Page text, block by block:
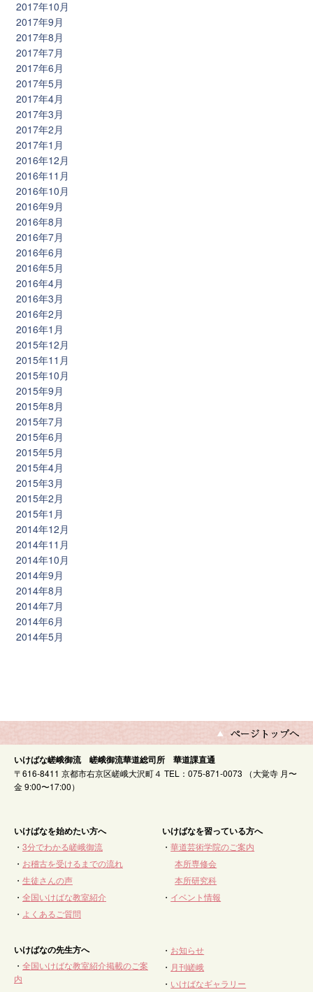
2017年10月
2017年9月
2017年8月
2017年7月
2017年6月
2017年5月
2017年4月
2017年3月
2017年2月
2017年1月
2016年12月
2016年11月
2016年10月
2016年9月
2016年8月
2016年7月
2016年6月
2016年5月
2016年4月
2016年3月
2016年2月
2016年1月
2015年12月
2015年11月
2015年10月
2015年9月
2015年8月
2015年7月
2015年6月
2015年5月
2015年4月
2015年3月
2015年2月
2015年1月
2014年12月
2014年11月
2014年10月
2014年9月
2014年8月
2014年7月
2014年6月
2014年5月
いけばな嵯峨御流 嵯峨御流華道総司所 華道課直通
〒616-8411 京都市右京区嵯峨大沢町４ TEL：075-871-0073 （大覚寺 月〜
金 9:00〜17:00）
いけばなを始めたい方へ
・ 3分でわかる嵯峨御流
・ お稽古を受けるまでの流れ
・ 生徒さんの声
・ 全国いけばな教室紹介
・ よくあるご質問
いけばなを習っている方へ
・華道芸術学院のご案内
本所専修会
本所研究科
・ イベント情報
いけばなの先生方へ
・ 全国いけばな教室紹介掲載のご案
内
・ お知らせ
・ 月刊嵯峨
・ いけばなギャラリー